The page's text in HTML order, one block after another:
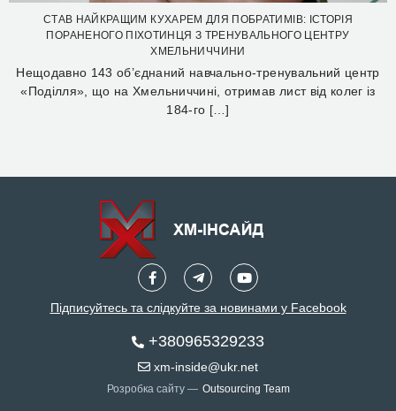
СТАВ НАЙКРАЩИМ КУХАРЕМ ДЛЯ ПОБРАТИМІВ: ІСТОРІЯ
ПОРАНЕНОГО ПІХОТИНЦЯ З ТРЕНУВАЛЬНОГО ЦЕНТРУ
ХМЕЛЬНИЧЧИНИ
Нещодавно 143 об’єднаний навчально-тренувальний центр
«Поділля», що на Хмельниччині, отримав лист від колег із
184-го […]
Підписуйтесь та слідкуйте за новинами у Facebook
+380965329233
xm-inside@ukr.net
Розробка сайту — Outsourcing Team